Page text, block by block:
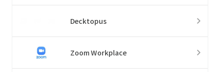
Decktopus
Zoom Workplace